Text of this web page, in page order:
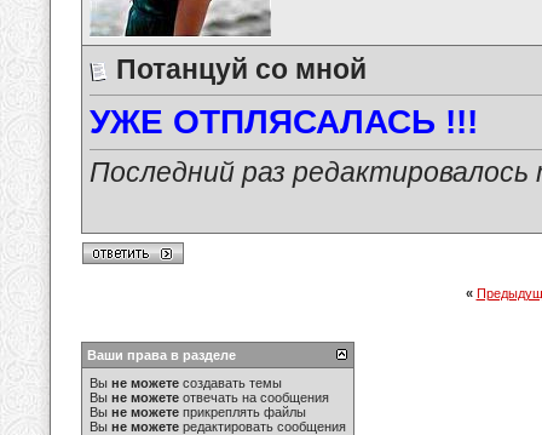
Потанцуй со мной
УЖЕ ОТПЛЯСАЛАСЬ !!!
Последний раз
«
Ваши права в разделе
Вы не можете создавать темы
Вы не можете отвечать на сообщения
Вы не можете прикреплять файлы
Вы не можете редактировать сообщения